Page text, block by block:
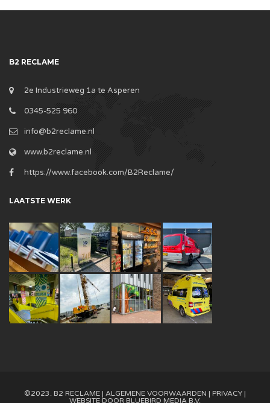
B2 RECLAME
2e Industrieweg 1a te Asperen
0345-525 960
info@b2reclame.nl
www.b2reclame.nl
https://www.facebook.com/B2Reclame/
LAATSTE WERK
©2023. B2 RECLAME | ALGEMENE VOORWAARDEN | PRIVACY |
WEBSITE DOOR BLUEBIRD MEDIA B.V.